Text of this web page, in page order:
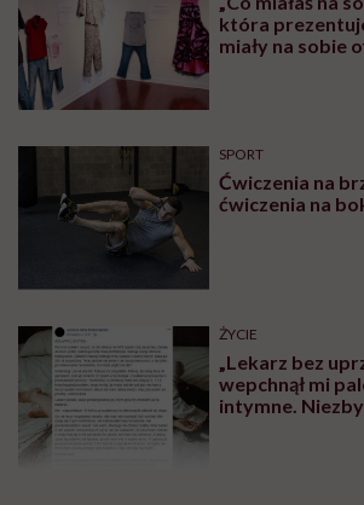
która
miały na sobie
SPORT
Ćwiczenia na
ćwiczenia na
ŻYCIE
„Lekarz bez
wepchnął mi
intymne.